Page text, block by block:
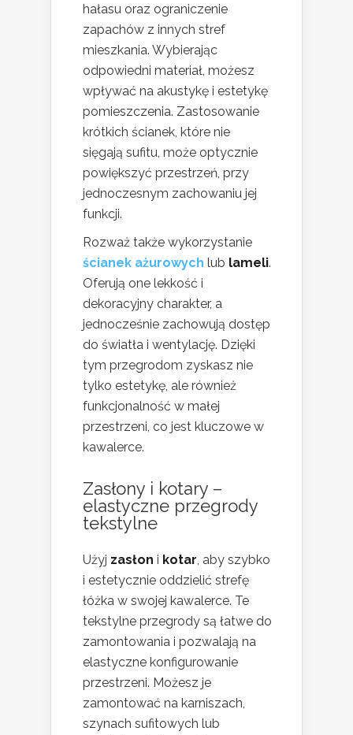
hałasu oraz ograniczenie
zapachów z innych stref
mieszkania. Wybierając
odpowiedni materiał, możesz
wpływać na akustykę i estetykę
pomieszczenia. Zastosowanie
krótkich ścianek, które nie
sięgają sufitu, może optycznie
powiększyć przestrzeń, przy
jednoczesnym zachowaniu jej
funkcji.
Rozważ także wykorzystanie
ścianek ażurowych lub lameli.
Oferują one lekkość i
dekoracyjny charakter, a
jednocześnie zachowują dostęp
do światła i wentylację. Dzięki
tym przegrodom zyskasz nie
tylko estetykę, ale również
funkcjonalność w małej
przestrzeni, co jest kluczowe w
kawalerce.
Zasłony i kotary –
elastyczne przegrody
tekstylne
Użyj zasłon i kotar, aby szybko
i estetycznie oddzielić strefę
łóżka w swojej kawalerce. Te
tekstylne przegrody są łatwe do
zamontowania i pozwalają na
elastyczne konfigurowanie
przestrzeni. Możesz je
zamontować na karniszach,
szynach sufitowych lub